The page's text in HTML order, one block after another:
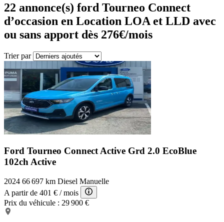
22 annonce(s) ford Tourneo Connect
d’occasion en Location LOA et LLD avec
ou sans apport dès 276€/mois
Trier par
Ford Tourneo Connect Active Grd 2.0 EcoBlue
102ch Active
2024 66 697 km Diesel Manuelle
A partir de 401 € / mois
Prix du véhicule : 29 900 €